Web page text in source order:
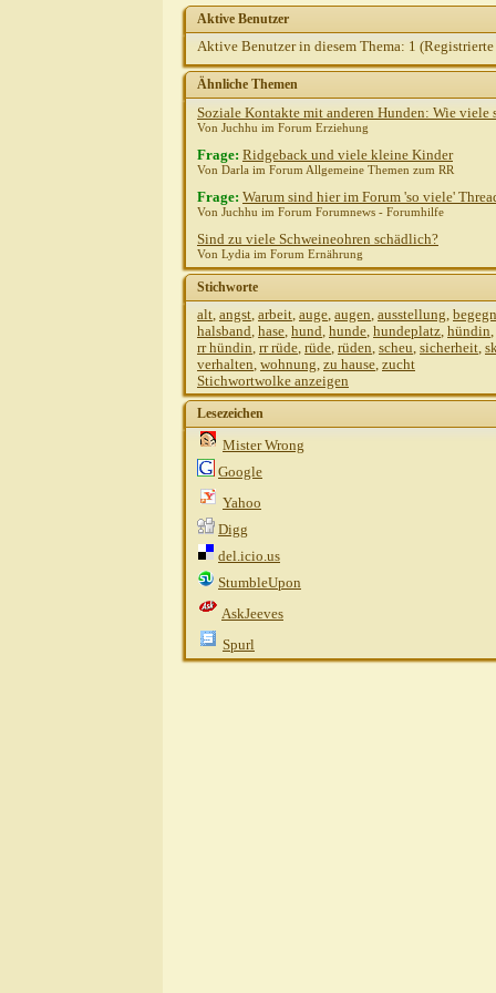
Aktive Benutzer
Aktive Benutzer in diesem Thema: 1
Ähnliche Themen
Soziale Kontakte mit anderen Hunden: Wie viele
Von Juchhu im Forum Erziehung
Frage: Ridgeback und viele kleine Kinder
Von Darla im Forum Allgemeine Themen zum RR
Frage: Warum sind hier im Forum 'so viele'
Von Juchhu im Forum Forumnews - Forumhilfe
Sind zu viele Schweineohren schädlich?
Von Lydia im Forum Ernährung
Stichworte
alt, angst, arbeit, auge, augen, ausstellung,
halsband, hase, hund, hunde, hundeplatz, hündin,
rr hündin, rr rüde, rüde, rüden, scheu, sicherheit,
verhalten, wohnung, zu hause, zucht
Stichwortwolke anzeigen
Lesezeichen
Mister Wrong
Google
Yahoo
Digg
del.icio.us
StumbleUpon
AskJeeves
Spurl